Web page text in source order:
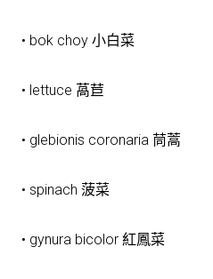
• bok choy 小白菜
• lettuce 萵苣
• glebionis coronaria 茼蒿
• spinach 菠菜
• gynura bicolor 紅鳳菜